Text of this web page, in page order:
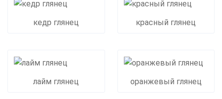
кедр глянец красный глянец
лайм глянец оранжевый глянец